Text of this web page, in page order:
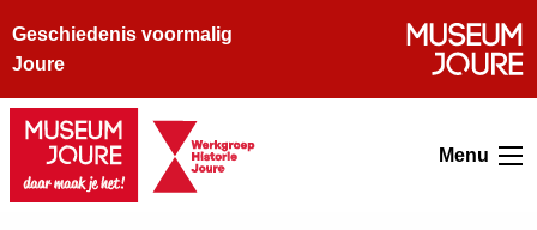
Geschiedenis voormalig
Joure
Menu